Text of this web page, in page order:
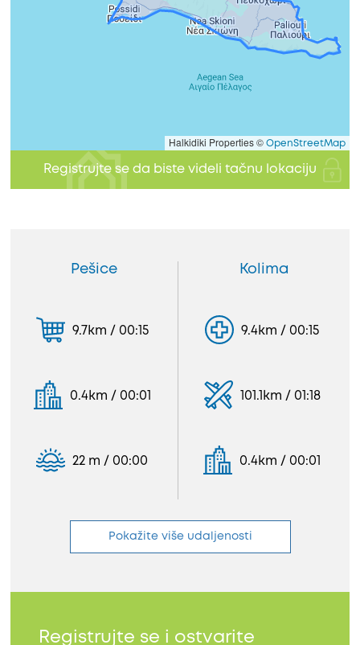
Halkidiki Properties © OpenStreetMap
Registrujte se da biste videli tačnu lokaciju
Pešice
9.7km / 00:15
0.4km / 00:01
22 m / 00:00
Kolima
9.4km / 00:15
101.1km / 01:18
0.4km / 00:01
Pokažite više udaljenosti
Registrujte se i ostvarite